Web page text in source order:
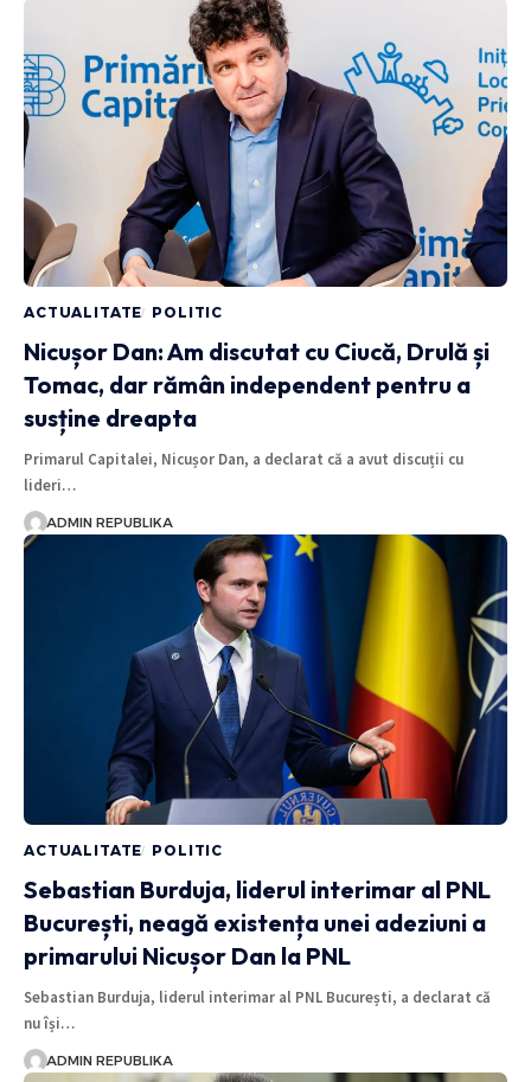
ACTUALITATE POLITIC
Nicușor Dan: Am discutat cu Ciucă, Drulă și
Tomac, dar rămân independent pentru a
susține dreapta
Primarul Capitalei, Nicușor Dan, a declarat că a avut discuții cu
lideri…
ADMIN REPUBLIKA
ACTUALITATE POLITIC
Sebastian Burduja, liderul interimar al PNL
București, neagă existența unei adeziuni a
primarului Nicușor Dan la PNL
Sebastian Burduja, liderul interimar al PNL București, a declarat că
nu își…
ADMIN REPUBLIKA